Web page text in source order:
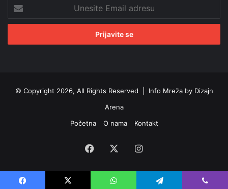
Email
adresu
© Copyright 2026, All Rights Reserved | Info Mreža by Dizajn
Arena
Početna
O nama Kontakt
Facebook Instagram